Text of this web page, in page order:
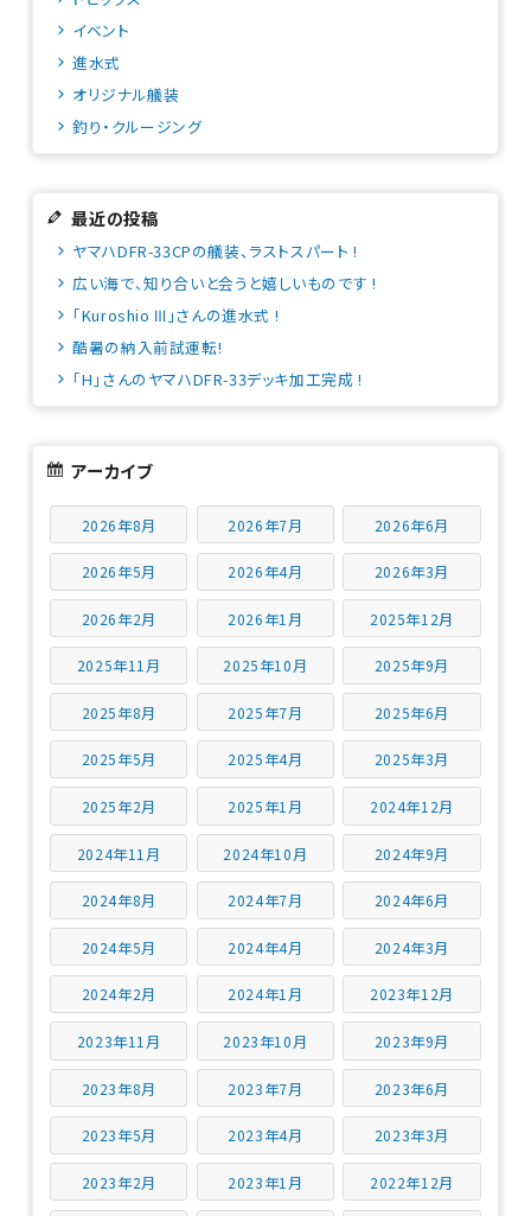
イベント
進水式
オリジナル艤装
釣り・クルージング
最近の投稿
ヤマハDFR-33CPの艤装、ラストスパート !
広い海で、知り合いと会うと嬉しいものです !
「Kuroshio Ⅲ」さんの進水式 !
酷暑の納入前試運転!
「H」さんのヤマハDFR-33デッキ加工完成 !
アーカイブ
2026年8月 2026年7月 2026年6月
2026年5月 2026年4月 2026年3月
2026年2月 2026年1月 2025年12月
2025年11月 2025年10月 2025年9月
2025年8月 2025年7月 2025年6月
2025年5月 2025年4月 2025年3月
2025年2月 2025年1月 2024年12月
2024年11月 2024年10月 2024年9月
2024年8月 2024年7月 2024年6月
2024年5月 2024年4月 2024年3月
2024年2月 2024年1月 2023年12月
2023年11月 2023年10月 2023年9月
2023年8月 2023年7月 2023年6月
2023年5月 2023年4月 2023年3月
2023年2月 2023年1月 2022年12月